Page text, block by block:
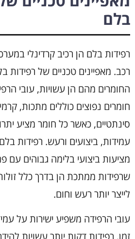
בלם
רפידות בלם הן רכיב קרדינלי
רכב. מאפיינים טכניים של רפידות
החומרים מהם הן עשויות, עובי
חומרים נפוצים כוללים מתכות,
סינתטיים, כאשר כל חומר מציע
עמידות, ביצועים ורעש. רפידות
מציעות ביצועי בלימה גבוהים עם
שרפידות ממתכת הן בדרך כלל
לייצר יותר רעש וחום.
עובי הרפידה משפיע ישירות על
זמן. רפידות דקות יותר עשויות